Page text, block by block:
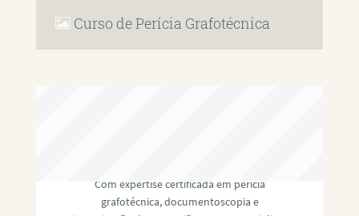
Curso de Perícia Grafotécnica
Com expertise certificada em perícia
grafotécnica, documentoscopia e